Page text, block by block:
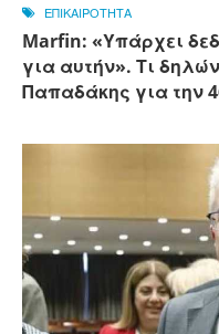
ΕΠΙΚΑΙΡΟΤΗΤΑ
Marfin: «Υπάρχει
για αυτήν». Τι
Παπαδάκης για την